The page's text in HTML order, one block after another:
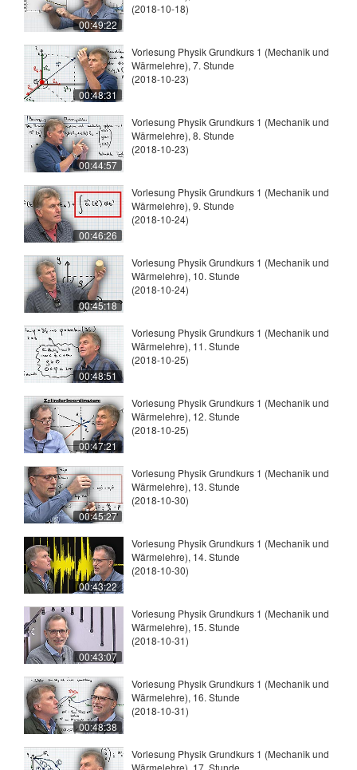
00:49:22
(2018-10-18)
00:48:31
Vorlesung Physik Grundkurs 1 (Mechanik und
Wärmelehre), 7. Stunde
(2018-10-23)
00:44:57
Vorlesung Physik Grundkurs 1 (Mechanik und
Wärmelehre), 8. Stunde
(2018-10-23)
00:46:26
Vorlesung Physik Grundkurs 1 (Mechanik und
Wärmelehre), 9. Stunde
(2018-10-24)
00:45:18
Vorlesung Physik Grundkurs 1 (Mechanik und
Wärmelehre), 10. Stunde
(2018-10-24)
00:48:51
Vorlesung Physik Grundkurs 1 (Mechanik und
Wärmelehre), 11. Stunde
(2018-10-25)
00:47:21
Vorlesung Physik Grundkurs 1 (Mechanik und
Wärmelehre), 12. Stunde
(2018-10-25)
00:45:27
Vorlesung Physik Grundkurs 1 (Mechanik und
Wärmelehre), 13. Stunde
(2018-10-30)
00:43:22
Vorlesung Physik Grundkurs 1 (Mechanik und
Wärmelehre), 14. Stunde
(2018-10-30)
00:43:07
Vorlesung Physik Grundkurs 1 (Mechanik und
Wärmelehre), 15. Stunde
(2018-10-31)
00:48:38
Vorlesung Physik Grundkurs 1 (Mechanik und
Wärmelehre), 16. Stunde
(2018-10-31)
Vorlesung Physik Grundkurs 1 (Mechanik und